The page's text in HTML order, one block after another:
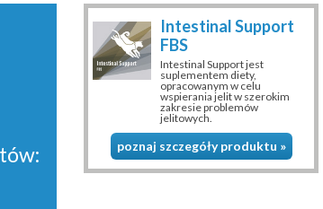
Intestinal Support
FBS
Intestinal Support jest
suplementem diety,
opracowanym w celu
wspierania jelit w szerokim
zakresie problemów
jelitowych.
poznaj szczegóły produktu »